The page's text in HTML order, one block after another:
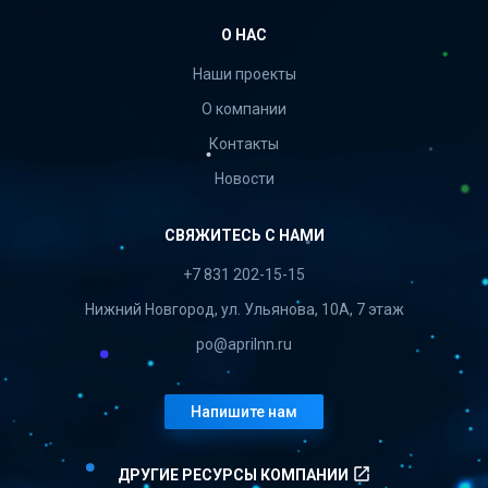
О НАС
Наши проекты
О компании
Контакты
Новости
СВЯЖИТЕСЬ С НАМИ
+7 831 202-15-15
Нижний Новгород, ул. Ульянова, 10А, 7 этаж
po@aprilnn.ru
Напишите нам
ДРУГИЕ РЕСУРСЫ КОМПАНИИ launch